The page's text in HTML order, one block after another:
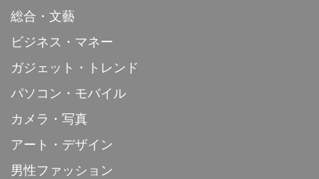
総合・文藝
ビジネス・マネー
ガジェット・トレンド
パソコン・モバイル
カメラ・写真
アート・デザイン
男性ファッション